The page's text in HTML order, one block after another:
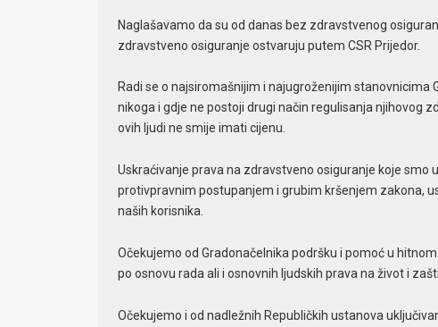
Naglašavamo da su od danas bez zdravstvenog
zdravstveno osiguranje ostvaruju putem CSR Prijedor.
Radi se o najsiromašnijim i najugroženijim
nikoga i gdje ne postoji drugi način regulisanja njihovog
ovih ljudi ne smije imati cijenu.
Uskraćivanje prava na zdravstveno osiguranje koje
protivpravnim postupanjem i grubim kršenjem zakona,
naših korisnika.
Očekujemo od Gradonačelnika podršku i pomoć u
po osnovu rada ali i osnovnih ljudskih prava na život i
Očekujemo i od nadležnih Republičkih ustanova